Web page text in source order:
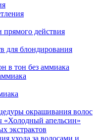
прямого действия
для блондирования
в тон без аммиака
окрашивания волос
«Холодный апельсин»
экстрактов
ухода за волосами и